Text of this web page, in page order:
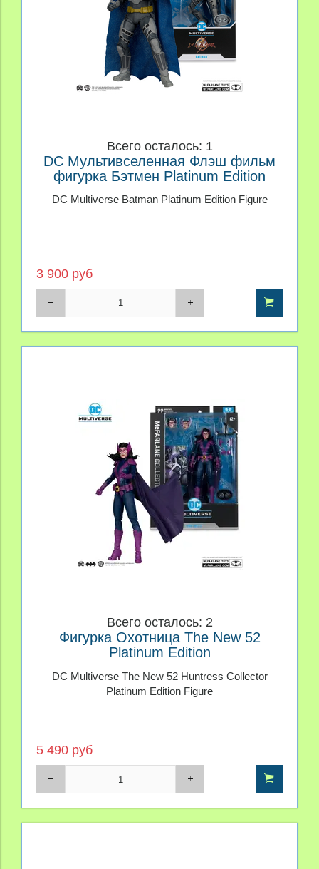
Всего осталось: 1
DC Мультивселенная Флэш фильм
фигурка Бэтмен Platinum Edition
DC Multiverse Batman Platinum Edition Figure
3 900 руб
Всего осталось: 2
Фигурка Охотница The New 52
Platinum Edition
DC Multiverse The New 52 Huntress Collector
Platinum Edition Figure
5 490 руб